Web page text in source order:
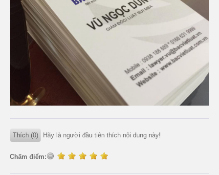
Thích (0) Hãy là người đầu tiên thích nội dung này!
Chấm điểm: